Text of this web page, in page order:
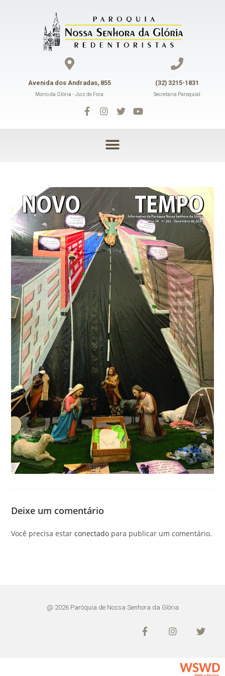
Avenida dos Andradas, 855
Morro da Glória - Juiz de Fora
(32) 3215-1831
Secretaria Paroquial
Deixe um comentário
Você precisa estarconectado para publicar um comentário.
@ 2026 Paróquia de Nossa Senhora da Glória